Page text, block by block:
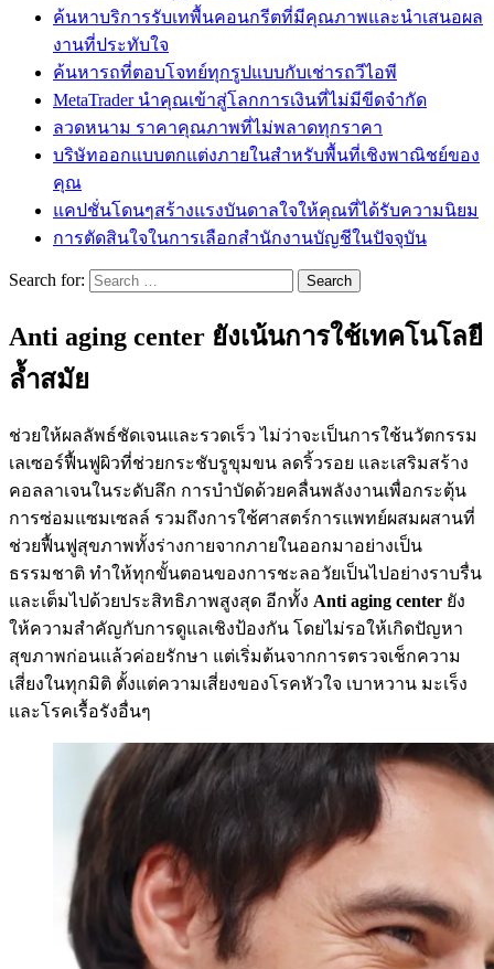
ค้นหาบริการรับเทพื้นคอนกรีตที่มีคุณภาพและนำเสนอผล
งานที่ประทับใจ
ค้นหารถที่ตอบโจทย์ทุกรูปแบบกับเช่ารถวีไอพี
MetaTrader นำคุณเข้าสู่โลกการเงินที่ไม่มีขีดจำกัด
ลวดหนาม ราคาคุณภาพที่ไม่พลาดทุกราคา
บริษัทออกแบบตกแต่งภายในสำหรับพื้นที่เชิงพาณิชย์ของ
คุณ
แคปชั่นโดนๆสร้างแรงบันดาลใจให้คุณที่ได้รับความนิยม
การตัดสินใจในการเลือกสำนักงานบัญชีในปัจจุบัน
Search for:
Anti aging center ยังเน้นการใช้เทคโนโลยี
ล้ำสมัย
ช่วยให้ผลลัพธ์ชัดเจนและรวดเร็ว ไม่ว่าจะเป็นการใช้นวัตกรรม
เลเซอร์ฟื้นฟูผิวที่ช่วยกระชับรูขุมขน ลดริ้วรอย และเสริมสร้าง
คอลลาเจนในระดับลึก การบำบัดด้วยคลื่นพลังงานเพื่อกระตุ้น
การซ่อมแซมเซลล์ รวมถึงการใช้ศาสตร์การแพทย์ผสมผสานที่
ช่วยฟื้นฟูสุขภาพทั้งร่างกายจากภายในออกมาอย่างเป็น
ธรรมชาติ ทำให้ทุกขั้นตอนของการชะลอวัยเป็นไปอย่างราบรื่น
และเต็มไปด้วยประสิทธิภาพสูงสุด อีกทั้ง Anti aging center ยัง
ให้ความสำคัญกับการดูแลเชิงป้องกัน โดยไม่รอให้เกิดปัญหา
สุขภาพก่อนแล้วค่อยรักษา แต่เริ่มต้นจากการตรวจเช็กความ
เสี่ยงในทุกมิติ ตั้งแต่ความเสี่ยงของโรคหัวใจ เบาหวาน มะเร็ง
และโรคเรื้อรังอื่นๆ